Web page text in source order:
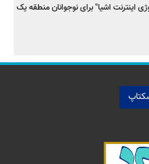
اینترنت اشیا" برای نوجوانان منطقه یک